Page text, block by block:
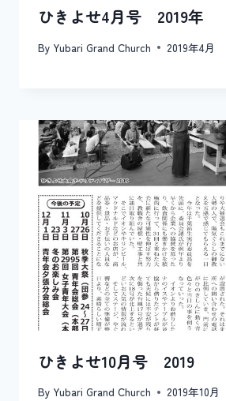
ひきよせ4月号 2019年
By Yubari Grand Church 2019年4月
ひきよせ10月号 2019
By Yubari Grand Church 2019年10月